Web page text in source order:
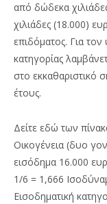
από δώδεκα
χιλιάδες (18.000)
επιδόματος. Για
κατηγορίας
στο εκκαθαριστικό
έτους.
Δείτε εδώ των
Οικογένεια (δυο
εισόδημα 16.000
1/6 = 1,666
Εισοδηματική